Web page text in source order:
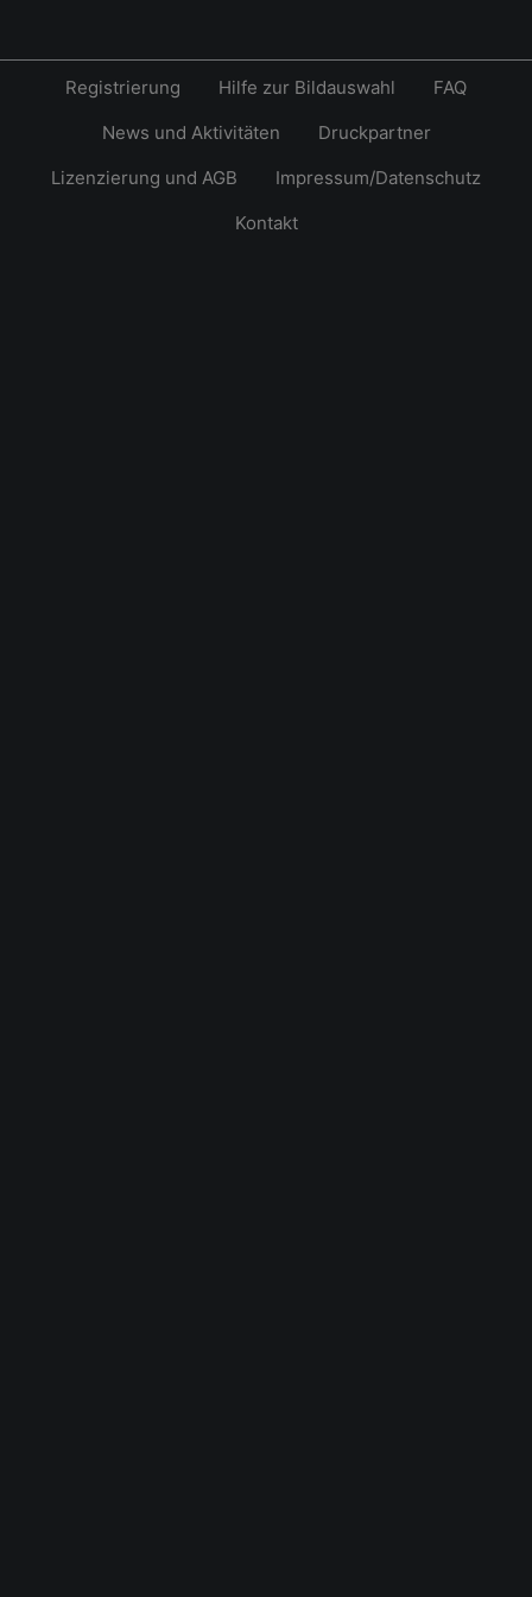
Registrierung Hilfe zur Bildauswahl
FAQ
News und Aktivitäten
Druckpartner
Lizenzierung und AGB
Impressum/Datenschutz
Kontakt